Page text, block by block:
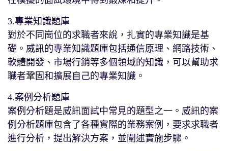
3.專業知識題庫
對於不同崗位的求職者來說，扎實的專業知識是基
礎。威訊的專業知識題庫包括通信原理、網路技術、
軟體開發、市場行銷等多個領域的知識，可以幫助求
職者鞏固和擴展自己的專業知識。
4.案例分析題庫
案例分析題是威訊面試中常見的題型之一。威訊的案
例分析題庫包含了各種實際的業務案例，要求求職者
進行分析，提出解決方案，並闡述實施步驟。